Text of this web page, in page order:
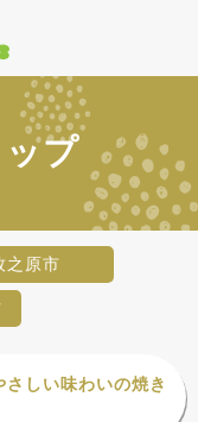
プ
之原市
しい味わいの焼き